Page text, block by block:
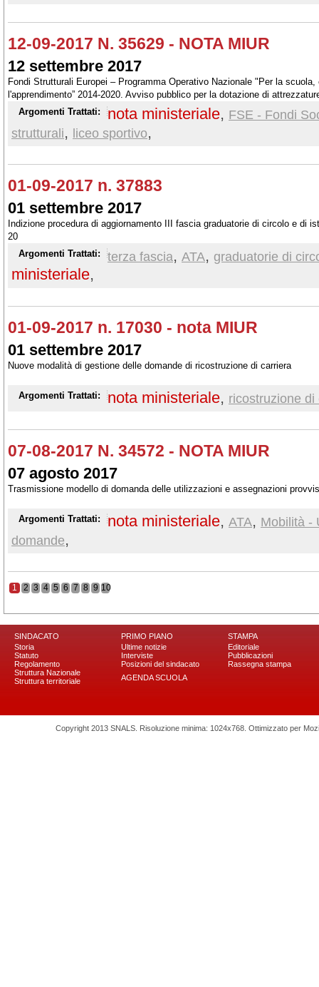
12-09-2017 N. 35629 - NOTA MIUR
12 settembre 2017
Fondi Strutturali Europei – Programma Operativo Nazionale "Per la
l'apprendimento” 2014-2020. Avviso pubblico per la dotazione di
scientifici a indirizzo sportivo e per la realizzazione di laboratori musicali
Infrastrutture per l'istruzione - Fondo Europeo di Sviluppo Regionale
candidature per la partecipazione alle azioni dell’Avviso prot. n. 1479
Argomenti Trattati: nota ministeriale, FSE - Fondi
strutturali, liceo sportivo,
01-09-2017 n. 37883
01 settembre 2017
Indizione procedura di aggiornamento III fascia graduatorie di circolo e di
20
Argomenti Trattati:
terza fascia, ATA, graduatorie di
ministeriale,
01-09-2017 n. 17030 - nota MIUR
01 settembre 2017
Nuove modalità di gestione delle domande di ricostruzione di carriera
Argomenti Trattati: nota ministeriale, ricostruzione di
07-08-2017 N. 34572 - NOTA MIUR
07 agosto 2017
Trasmissione modello di domanda delle utilizzazioni e assegnazioni
Argomenti Trattati: nota ministeriale, ATA, Mobilità -
domande,
1 2 3 4 5 6 7 8 9 10
SINDACATO
Storia
Statuto
Regolamento
Struttura Nazionale
Struttura territoriale
PRIMO PIANO
Ultime notizie
Interviste
Posizioni del sindacato
AGENDA SCUOLA
STAMPA
Editoriale
Pubblicazioni
Rassegna stampa
Copyright 2013 SNALS. Risoluzione minima: 1024x768. Ottimizzato per